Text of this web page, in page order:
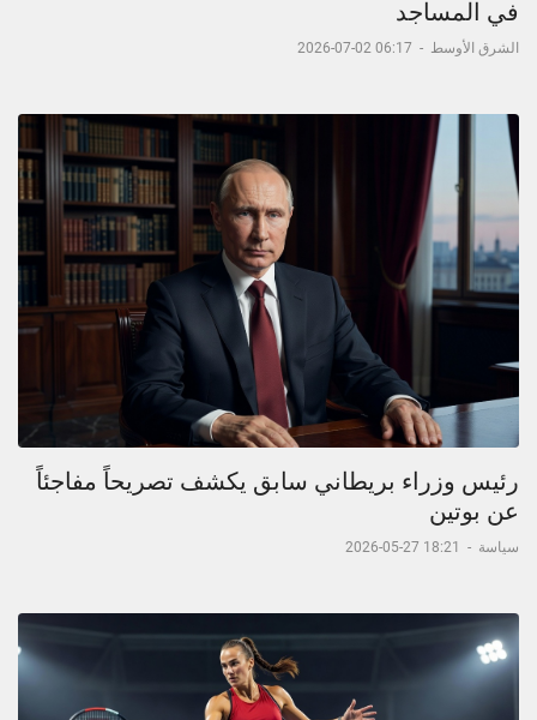
في المساجد
الشرق الأوسط -
06:17 02-07-2026
رئيس وزراء بريطاني سابق يكشف تصريحاً مفاجئاً
عن بوتين
سياسة -
18:21 27-05-2026